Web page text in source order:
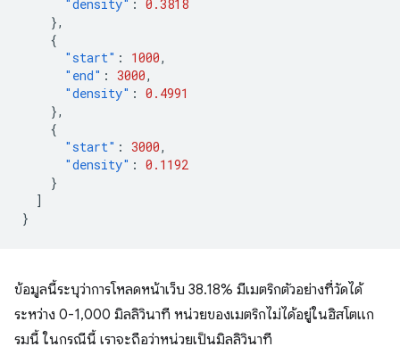
"density" : 0.3818
},
{
"start" : 1000,
"end" : 3000,
"density" : 0.4991
},
{
"start" : 3000,
"density" : 0.1192
}
]
}
ข้อมูลนี้ระบุว่าการโหลดหน้าเว็บ 38.18% มีเมตริกตัวอย่างที่วัดได้
ระหว่าง 0-1,000 มิลลิวินาที หน่วยของเมตริกไม่ได้อยู่ในฮิสโตแก
รมนี้ ในกรณีนี้ เราจะถือว่าหน่วยเป็นมิลลิวินาที